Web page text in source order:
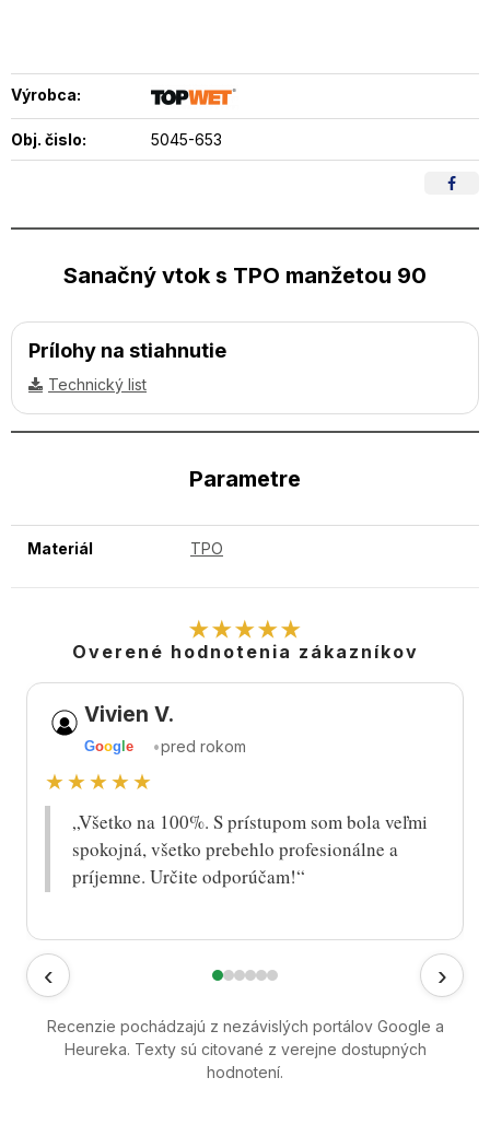
Výrobca:
Obj. čislo: 5045-653
Sanačný vtok s TPO manžetou 90
Prílohy na stiahnutie
Technický list
Parametre
Materiál TPO
★★★★★
Overené hodnotenia zákazníkov
‹
Vivien V.
Goog le •pred rokom
★★★★★
„Všetko na 100%. S prístupom som bola veľmi
spokojná, všetko prebehlo profesionálne a
príjemne. Určite odporúčam!“
›
Recenzie pochádzajú z nezávislých portálov Google a
Heureka. Texty sú citované z verejne dostupných
hodnotení.